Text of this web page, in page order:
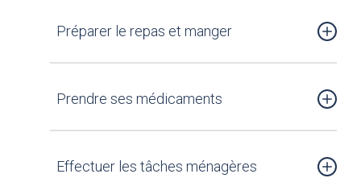
Préparer le repas et manger
Prendre ses médicaments
Effectuer les tâches ménagères